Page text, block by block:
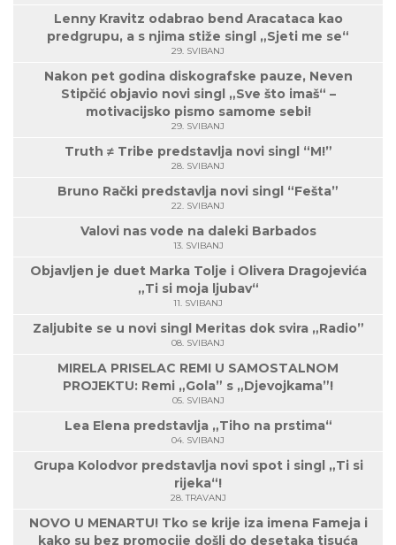
Lenny Kravitz odabrao bend Aracataca kao
predgrupu, a s njima stiže singl „Sjeti me se“
29. SVIBANJ
Nakon pet godina diskografske pauze, Neven
Stipčić objavio novi singl „Sve što imaš“ –
motivacijsko pismo samome sebi!
29. SVIBANJ
Truth ≠ Tribe predstavlja novi singl “M!”
28. SVIBANJ
Bruno Rački predstavlja novi singl “Fešta”
22. SVIBANJ
Valovi nas vode na daleki Barbados
13. SVIBANJ
Objavljen je duet Marka Tolje i Olivera Dragojevića
„Ti si moja ljubav“
11. SVIBANJ
Zaljubite se u novi singl Meritas dok svira „Radio”
08. SVIBANJ
MIRELA PRISELAC REMI U SAMOSTALNOM
PROJEKTU: Remi „Gola” s „Djevojkama”!
05. SVIBANJ
Lea Elena predstavlja „Tiho na prstima“
04. SVIBANJ
Grupa Kolodvor predstavlja novi spot i singl „Ti si
rijeka“!
28. TRAVANJ
NOVO U MENARTU! Tko se krije iza imena Fameja i
kako su bez promocije došli do desetaka tisuća